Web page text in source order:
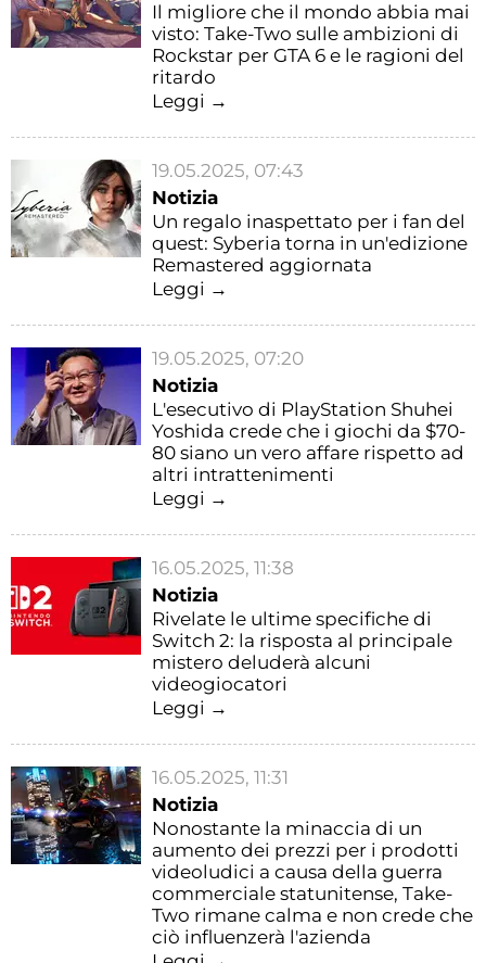
Il migliore che il mondo abbia mai
visto: Take-Two sulle ambizioni di
Rockstar per GTA 6 e le ragioni del
ritardo
Leggi →
19.05.2025, 07:43
Notizia
Un regalo inaspettato per i fan del
quest: Syberia torna in un'edizione
Remastered aggiornata
Leggi →
19.05.2025, 07:20
Notizia
L'esecutivo di PlayStation Shuhei
Yoshida crede che i giochi da $70-
80 siano un vero affare rispetto ad
altri intrattenimenti
Leggi →
16.05.2025, 11:38
Notizia
Rivelate le ultime specifiche di
Switch 2: la risposta al principale
mistero deluderà alcuni
videogiocatori
Leggi →
16.05.2025, 11:31
Notizia
Nonostante la minaccia di un
aumento dei prezzi per i prodotti
videoludici a causa della guerra
commerciale statunitense, Take-
Two rimane calma e non crede che
ciò influenzerà l'azienda